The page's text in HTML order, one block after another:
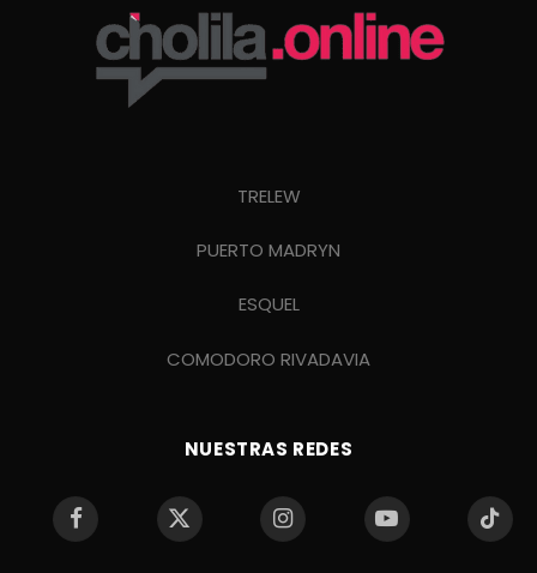
TRELEW
PUERTO MADRYN
ESQUEL
COMODORO RIVADAVIA
NUESTRAS REDES
Facebook
X
Instagram YouTube